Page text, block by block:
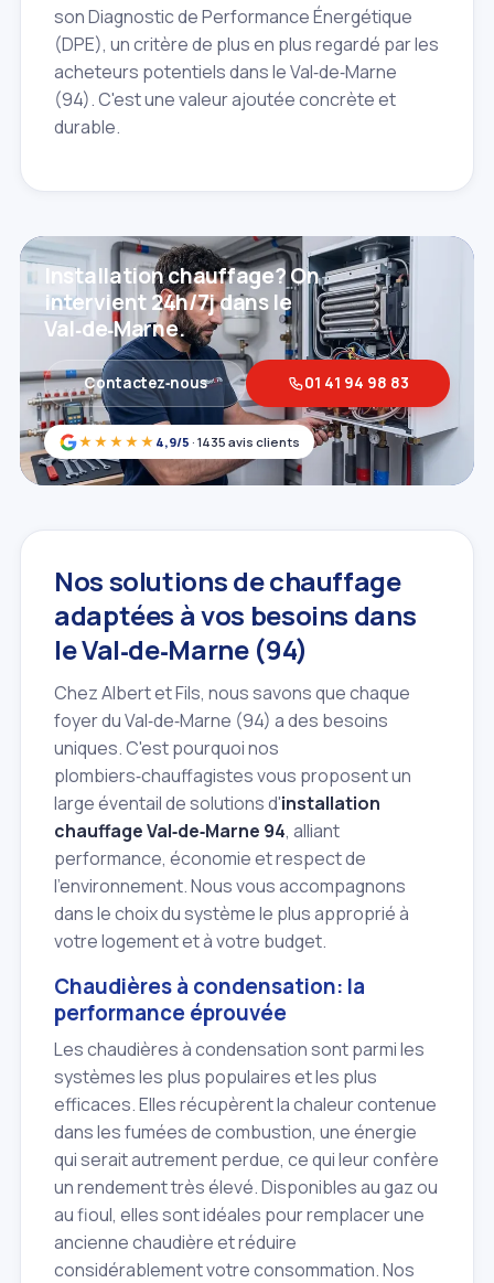
son Diagnostic de Performance Énergétique
(DPE), un critère de plus en plus regardé par les
acheteurs potentiels dans le Val‑de‑Marne
(94). C'est une valeur ajoutée concrète et
durable.
★★★★★ 4,9/5 · 1435 avis clients
Installation chauffage? On
intervient 24h/7j dans le
Val‑de‑Marne.
Contactez‑nous 01 41 94 98 83
Nos solutions de chauffage
adaptées à vos besoins dans
le Val‑de‑Marne (94)
Chez Albert et Fils, nous savons que chaque
foyer du Val‑de‑Marne (94) a des besoins
uniques. C'est pourquoi nos
plombiers‑chauffagistes vous proposent un
large éventail de solutions d'installation
chauffage Val‑de‑Marne 94, alliant
performance, économie et respect de
l'environnement. Nous vous accompagnons
dans le choix du système le plus approprié à
votre logement et à votre budget.
Chaudières à condensation: la
performance éprouvée
Les chaudières à condensation sont parmi les
systèmes les plus populaires et les plus
efficaces. Elles récupèrent la chaleur contenue
dans les fumées de combustion, une énergie
qui serait autrement perdue, ce qui leur confère
un rendement très élevé. Disponibles au gaz ou
au fioul, elles sont idéales pour remplacer une
ancienne chaudière et réduire
considérablement votre consommation. Nos